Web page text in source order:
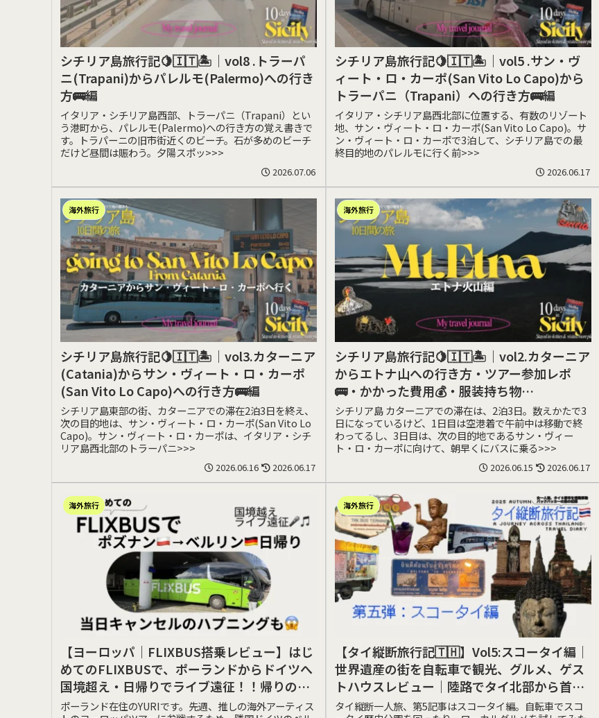
シチリア島旅行記🍋🇮🇹🏝️｜vol8 .トラーパ
ニ(Trapani)からパレルモ(Palermo)への行き
方🚌編
イタリア・シチリア島西部、トラーパニ（Trapani）とい
う港町から、パレルモ(Palermo)への行き方の覚え書きで
す。トラパーニの旧市街近くのビーチ。石が多めのビーチ
だけど昼間は賑わう。夕陽スポッ>>>
2026.07.06
シチリア島旅行記🍋🇮🇹🏝️｜vol5 .サン・ヴ
ィート・ロ・カーポ(San Vito Lo Capo)から
トラーパニ（Trapani）への行き方🚌編
イタリア・シチリア島西北部に位置する、有数のリゾート
地、サン・ヴィート・ロ・カーポ(San Vito Lo Capo)。サ
ン・ヴィート・ロ・カーポで3泊して、シチリア島での最
終目的地のパレルモに行く前>>>
2026.06.17
海外旅行
シチリア島旅行記🍋🇮🇹🏝️｜vol3.カターニア
(Catania)からサン・ヴィート・ロ・カーポ
(San Vito Lo Capo)への行き方🚌編
シチリア島東部の街、カターニアでの滞在2泊3日を終え、
次の目的地は、サン・ヴィート・ロ・カーポ(San Vito Lo
Capo)。サン・ヴィート・ロ・カーポは、イタリア・シチ
リア島西北部のトラーパニ>>>
2026.06.16 2026.06.17
海外旅行
シチリア島旅行記🍋🇮🇹🏝️｜vol2.カターニア
からエトナ山への行き方・ツアー参加レポ
🚌・かかった費用💰・服装持ち物
（Catania、Mt.Etna）編｜世界遺産
シチリア島 カターニアでの滞在は、2泊3日。数えかたで3
日になっているけど、1日目は空港着で午前中は移動で終
わってるし、3日目は、次の目的地であるサン・ヴィー
ト・ロ・カーポに向けて、朝早くにバスに乗る>>>
2026.06.15 2026.06.17
海外旅行
【ヨーロッパ｜FLIXBUS搭乗レビュー】はじ
めてのFLIXBUSで、ポーランドからドイツへ
国境超え・日帰りでライブ遠征！！帰りのバ
スを当日キャンセルされた話。
ポーランド在住のYURIです。先週、推しの海外アーティス
海外旅行
【タイ縦断旅行記🇹🇭】Vol5:スコータイ編｜
世界遺産の街を自転車で観光、グルメ、ゲス
トハウスレビュー｜陸路でタイ北部から首都
バンコクを巡る、女一人旅の記録
タイ縦断一人旅、第5記事はスコータイ編。自転車でスコ